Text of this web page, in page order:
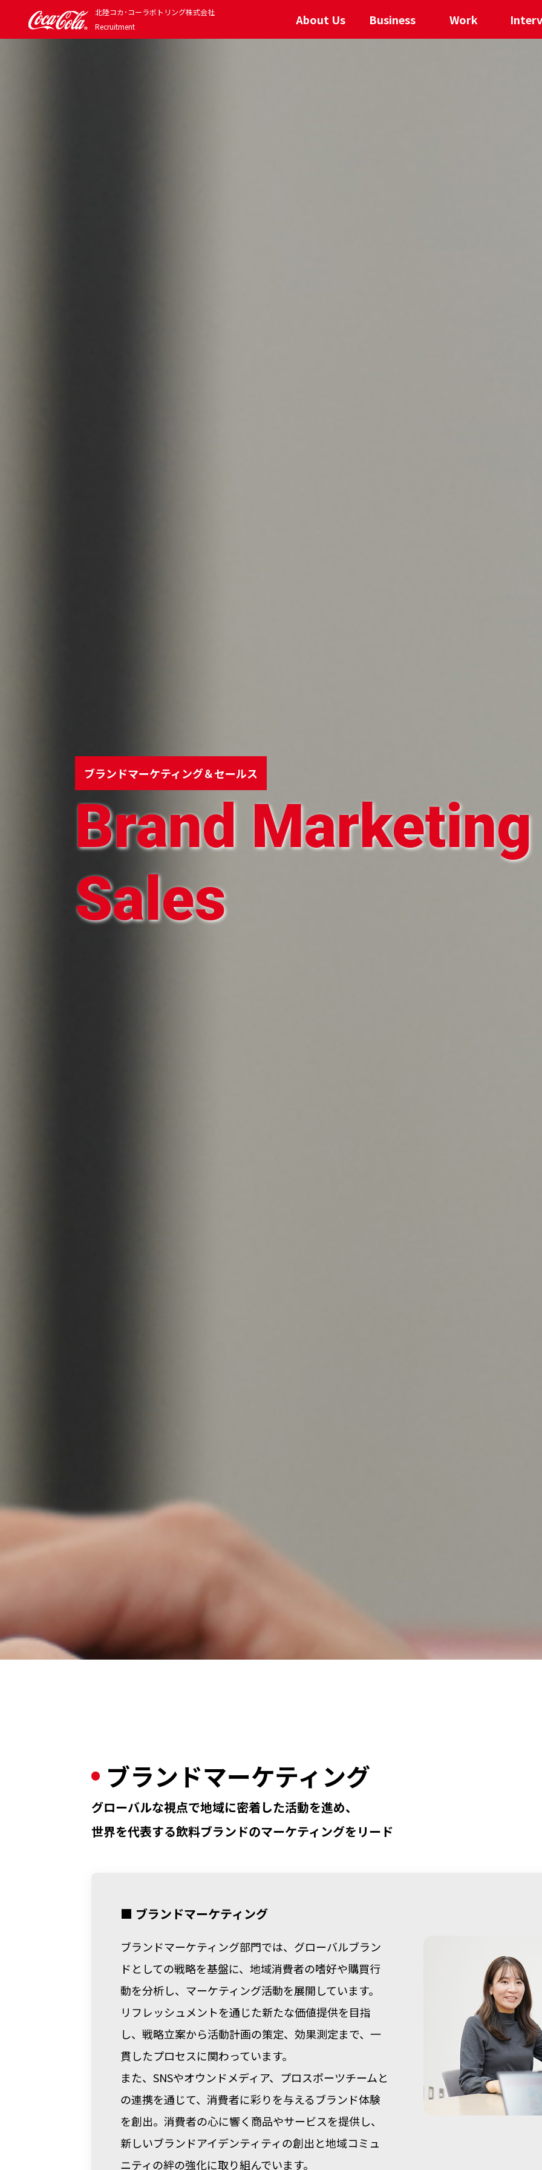
北陸コカ･コーラボトリング株式会社
Recruitment
About Us Business Work
ブランドマーケティング＆セールス
Brand
Sales
ブランドマーケティング
グローバルな視点で地域に密着した活動を進め、
世界を代表する飲料ブランドのマーケティングをリード
■ ブランドマーケティング
ブランドマーケティング部門では、グローバルブラン
ドとしての戦略を基盤に、地域消費者の嗜好や購買行
動を分析し、マーケティング活動を展開しています。
リフレッシュメントを通じた新たな価値提供を目指
し、戦略立案から活動計画の策定、効果測定まで、一
貫したプロセスに関わっています。
また、SNSやオウンドメディア、プロスポーツチームと
の連携を通じて、消費者に彩りを与えるブランド体験
を創出。消費者の心に響く商品やサービスを提供し、
新しいブランドアイデンティティの創出と地域コミュ
ニティの絆の強化に取り組んでいます。